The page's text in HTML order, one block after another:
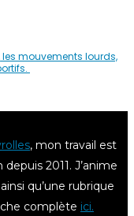
mouvements lourds,
, mon travail est
2011. J’anime
ainsi qu’une rubrique
complète ici.